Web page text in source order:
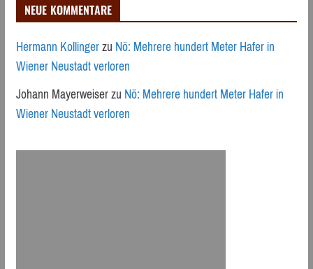
NEUE KOMMENTARE
Hermann KollingerzuNö: Mehrere hundert Meter Hafer in
Wiener Neustadt verloren
Johann MayerweiserzuNö: Mehrere hundert Meter Hafer in
Wiener Neustadt verloren